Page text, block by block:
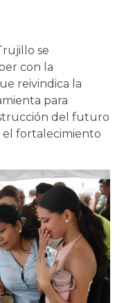
se
con la
reivindica la
para
del futuro
el fortalecimiento